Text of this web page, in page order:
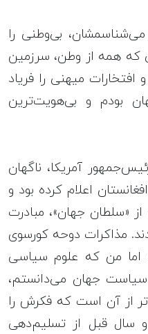
بی‌وطنی را
که همه از وطن، سرزمین
میهنی را فریاد
بودم و بی‌هویت‌ترین
آمریکا، ناگهان
اعلام کرده بود و
«سلطان جهان»، مبادرت
مذاکرات دوحه کورسوی
من که علوم سیاسی
جهان می‌دانستم،
از آن است که فکرش را
سال قبل از تسلیم‌دهی